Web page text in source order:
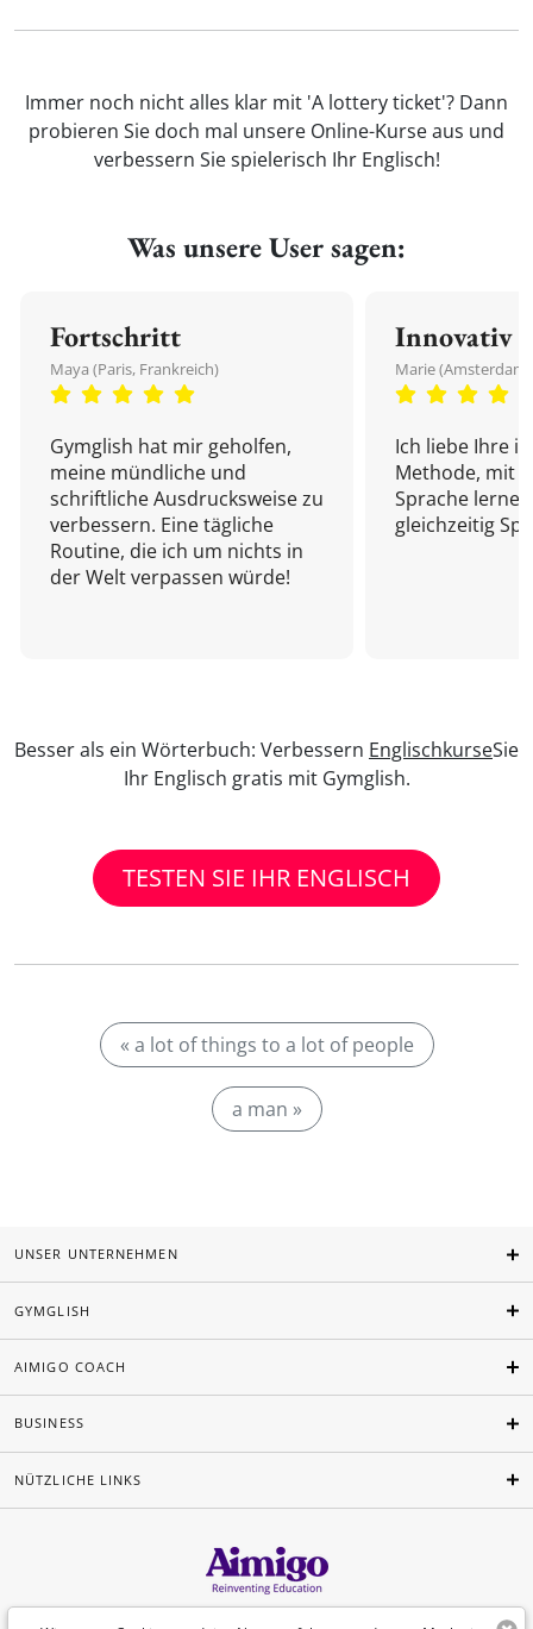
Immer noch nicht alles klar mit 'A lottery ticket'? Dann
probieren Sie doch mal unsere Online-Kurse aus und
verbessern Sie spielerisch Ihr Englisch!
Was unsere User sagen:
Fortschritt
Maya (Paris, Frankreich)
Gymglish hat mir geholfen,
meine mündliche und
schriftliche Ausdrucksweise zu
verbessern. Eine tägliche
Routine, die ich um nichts in
der Welt verpassen würde!
Innovativ
Marie
Ich liebe Ihre
Methode, mit
Sprache
gleichzeitig
Besser als ein Wörterbuch: Verbessern EnglischkurseSie
Ihr Englisch gratis mit Gymglish.
TESTEN SIE IHR ENGLISCH
« a lot of things to a lot of people
a man »
UNSER UNTERNEHMEN
GYMGLISH
AIMIGO COACH
BUSINESS
NÜTZLICHE LINKS